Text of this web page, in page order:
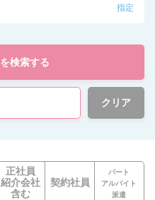
指定
を検索する
クリア
正社員
紹介会社
含む
契約社員
パート
アルバイト
派遣